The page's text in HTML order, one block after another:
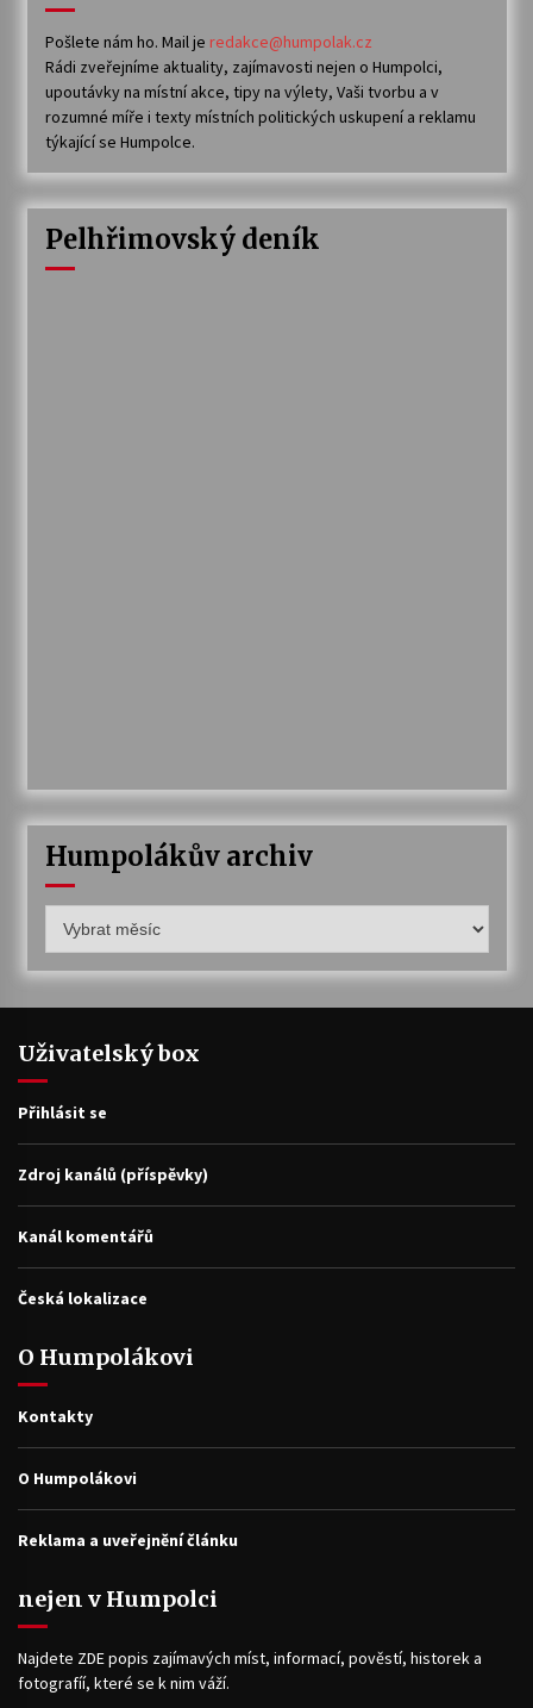
Pošlete nám ho. Mail je redakce@humpolak.cz
Rádi zveřejníme aktuality, zajímavosti nejen o Humpolci,
upoutávky na místní akce, tipy na výlety, Vaši tvorbu a v
rozumné míře i texty místních politických uskupení a reklamu
týkající se Humpolce.
Pelhřimovský deník
Humpolákův archiv
archiv
Uživatelský box
Přihlásit se
Zdroj kanálů (příspěvky)
Kanál komentářů
Česká lokalizace
O Humpolákovi
Kontakty
O Humpolákovi
Reklama a uveřejnění článku
nejen v Humpolci
Najdete ZDE popis zajímavých míst, informací, pověstí, historek a
fotografíí, které se k nim váží.